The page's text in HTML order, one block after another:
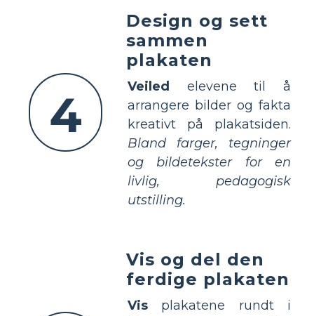
4
Design og sett
sammen
plakaten
Veiled
elevene til å
arrangere bilder og fakta
kreativt på plakatsiden.
Bland farger, tegninger
og bildetekster for en
livlig, pedagogisk
utstilling.
Vis og del den
ferdige plakaten
Vis plakatene rundt i